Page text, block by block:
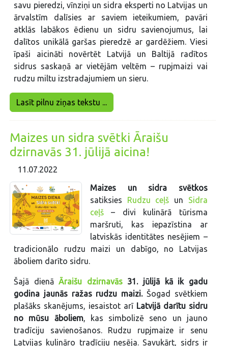
savu pieredzi, vīnziņi un sidra eksperti no Latvijas un
ārvalstīm dalīsies ar saviem ieteikumiem, pavāri
atklās labākos ēdienu un sidru savienojumus, lai
dalītos unikālā garšas pieredzē ar gardēžiem. Viesi
īpaši aicināti novērtēt Latvijā un Baltijā radītos
sidrus saskaņā ar vietējām veltēm – rupjmaizi vai
rudzu miltu izstradajumiem un sieru.
Lasīt pilnu ziņas tekstu ...
Maizes un sidra svētki Āraišu
dzirnavās 31. jūlijā aicina!
11.07.2022
Maizes un sidra svētkos
satiksies Rudzu ceļš un Sidra
ceļš– divi kulinārā tūrisma
maršruti, kas iepazīstina ar
latviskās identitātes nesējiem –
tradicionālo rudzu maizi un dabīgo, no Latvijas
āboliem darīto sidru.
Šajā dienāĀraišu dzirnavās31. jūlijā kā ik gadu
godina jaunās ražas rudzu maizi.Šogad svētkiem
plašāks skanējums, iesaistot arī Latvijā darītu sidru
no mūsu āboliem, kas simbolizē seno un jauno
tradīciju savienošanos. Rudzu rupjmaize ir senu
Latvijas kulināro tradīciju nesēja. Savukārt, sidrs ir